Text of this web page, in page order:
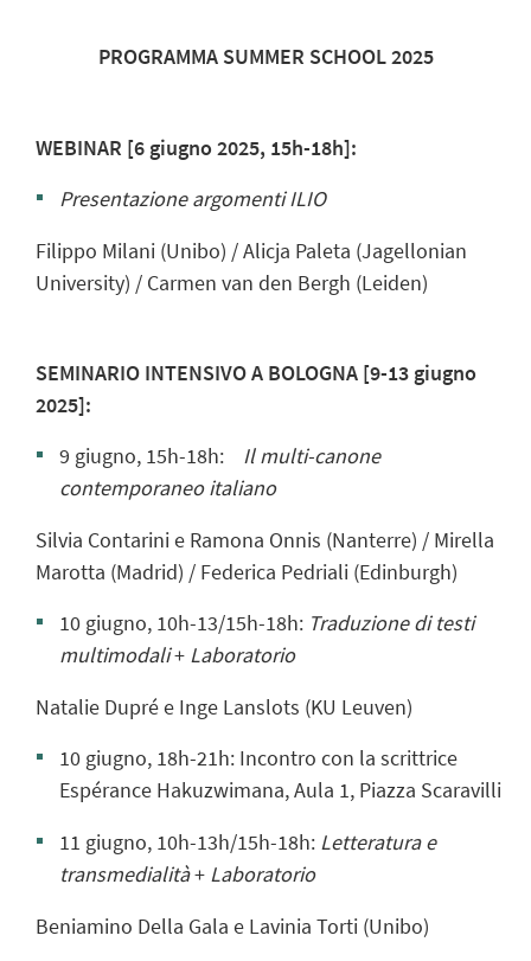
PROGRAMMA SUMMER SCHOOL 2025
WEBINAR [6 giugno 2025, 15h-18h]:
Presentazione argomenti ILIO
Filippo Milani (Unibo) / Alicja Paleta (Jagellonian
University) / Carmen van den Bergh (Leiden)
SEMINARIO INTENSIVO A BOLOGNA [9-13 giugno
2025]:
9 giugno, 15h-18h: Il multi-canone
contemporaneo italiano
Silvia Contarini e Ramona Onnis (Nanterre) / Mirella
Marotta (Madrid) / Federica Pedriali (Edinburgh)
10 giugno, 10h-13/15h-18h: Traduzione di testi
multimodali+ Laboratorio
Natalie Dupré e Inge Lanslots (KU Leuven)
10 giugno, 18h-21h: Incontro con la scrittrice
Espérance Hakuzwimana, Aula 1, Piazza Scaravilli
11 giugno, 10h-13h/15h-18h: Letteratura e
transmedialità+ Laboratorio
Beniamino Della Gala e Lavinia Torti (Unibo)